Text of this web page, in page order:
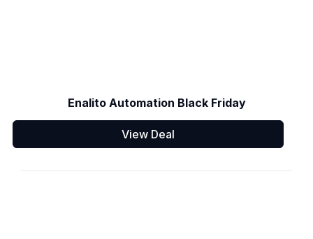
Enalito Automation Black Friday
View Deal